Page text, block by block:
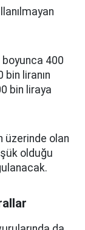
400
bin liranın
bin liraya
üzerinde olan
olduğu